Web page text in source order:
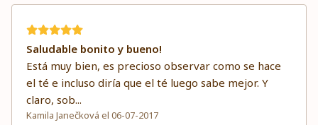
Saludable bonito y bueno!
Está muy bien, es precioso observar como se hace
el té e incluso diría que el té luego sabe mejor. Y
claro, sob...
Kamila Janečková el 06-07-2017